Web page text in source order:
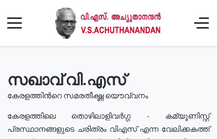
സഖാവ് വി.എസ്
കേരളത്തിൻറെ സമരതീക്ഷ്ണ യൌവ്വനം
കേരളത്തിലെ തൊഴിലാളിവർഗ്ഗ - കമ്യൂണിസ്റ്റ്
പ്രസ്ഥാനങ്ങളുടെ ചരിത്രം വിഎസ് എന്ന വേലിക്കകത്ത്